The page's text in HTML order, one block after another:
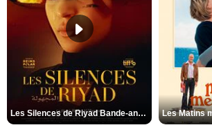
Les Silences de Riyad Bande-annonce VO STFR